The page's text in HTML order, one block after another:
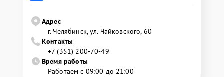
Адрес
г. Челябинск, ул. Чайковского, 60
Контакты
+7 (351) 200-70-49
Время работы
Работаем с 09:00 до 21:00